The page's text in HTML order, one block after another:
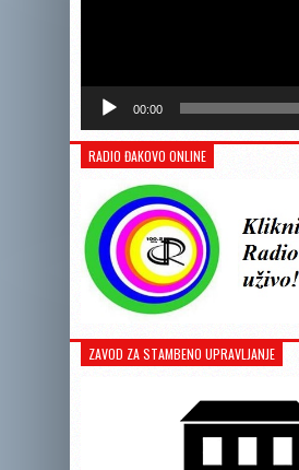
00:00
RADIO ĐAKOVO ONLINE
ZAVOD ZA STAMBENO UPRAVLJANJE